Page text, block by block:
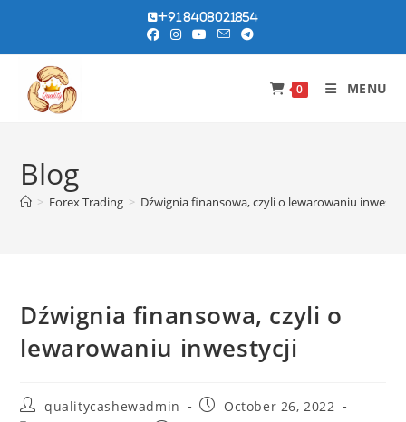
content
+91 8408021854
0 MENU
Blog
> Forex Trading > Dźwignia finansowa, czyli o lewarowaniu
Dźwignia finansowa, czyli o
lewarowaniu inwestycji
Postqualitycashewadmin
PostOctober 26, 2022